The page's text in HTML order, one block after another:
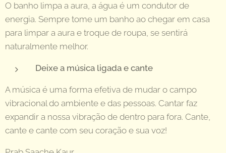
O banho limpa a aura, a água é um condutor de
energia. Sempre tome um banho ao chegar em casa
para limpar a aura e troque de roupa, se sentirá
naturalmente melhor.
Deixe a música ligada e cante
A música é uma forma efetiva de mudar o campo
vibracional do ambiente e das pessoas. Cantar faz
expandir a nossa vibração de dentro para fora. Cante,
cante e cante com seu coração e sua voz!